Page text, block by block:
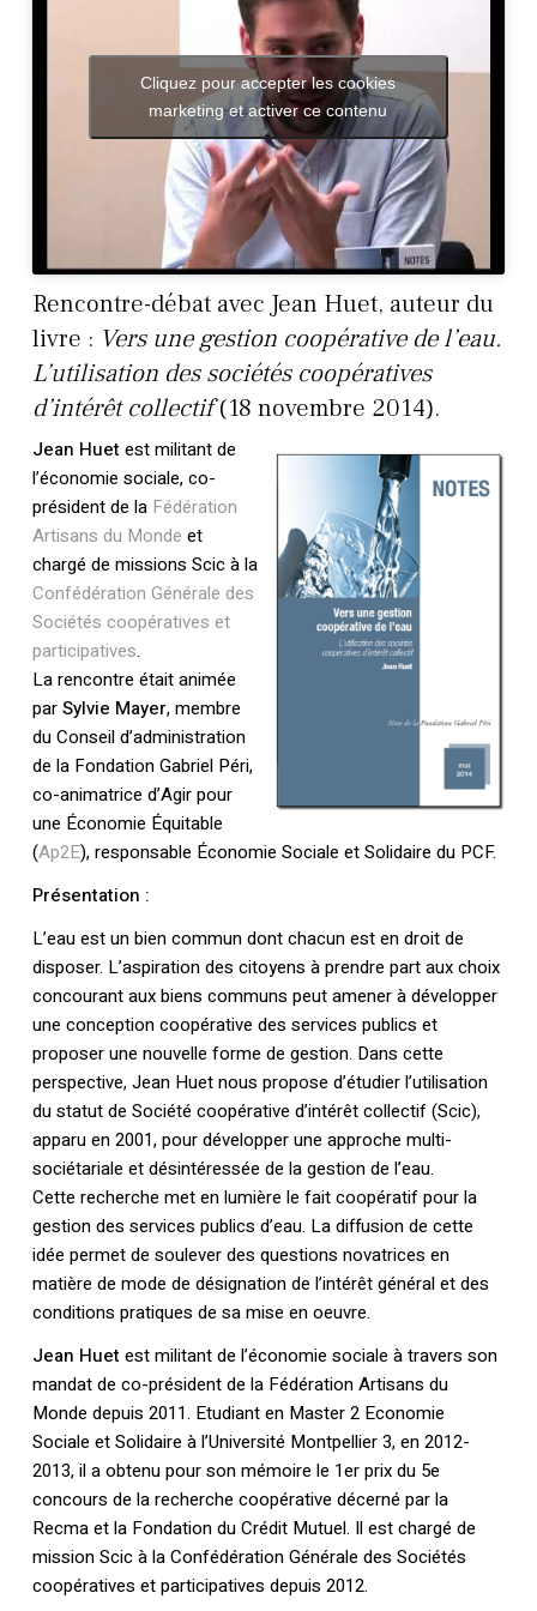
Cliquez pour accepter les cookies
marketing et activer ce contenu
Rencontre-débat avec Jean Huet, auteur du
livre : Vers une gestion coopérative de l’eau.
L’utilisation des sociétés coopératives
d’intérêt collectif(18 novembre 2014).
Jean Huet est militant de
l’économie sociale, co-
président de la Fédération
Artisans du Monde et
chargé de missions Scic à la
Confédération Générale des
Sociétés coopératives et
participatives.
La rencontre était animée
parSylvie Mayer, membre
du Conseil d’administration
de la Fondation Gabriel Péri,
co-animatrice d’Agir pour
une Économie Équitable
(Ap2E), responsable Économie Sociale et Solidaire du PCF.
Présentation :
L’eau est un bien commun dont chacun est en droit de
disposer. L’aspiration des citoyens à prendre part aux choix
concourant aux biens communs peut amener à développer
une conception coopérative des services publics et
proposer une nouvelle forme de gestion. Dans cette
perspective, Jean Huet nous propose d’étudier l’utilisation
du statut de Société coopérative d’intérêt collectif (Scic),
apparu en 2001, pour développer une approche multi-
sociétariale et désintéressée de la gestion de l’eau.
Cette recherche met en lumière le fait coopératif pour la
gestion des services publics d’eau. La diffusion de cette
idée permet de soulever des questions novatrices en
matière de mode de désignation de l’intérêt général et des
conditions pratiques de sa mise en oeuvre.
Jean Huet est militant de l’économie sociale à travers son
mandat de co-président de la Fédération Artisans du
Monde depuis 2011. Etudiant en Master 2 Economie
Sociale et Solidaire à l’Université Montpellier 3, en 2012-
2013, il a obtenu pour son mémoire le 1er prix du 5e
concours de la recherche coopérative décerné par la
Recma et la Fondation du Crédit Mutuel. Il est chargé de
mission Scic à la Confédération Générale des Sociétés
coopératives et participatives depuis 2012.